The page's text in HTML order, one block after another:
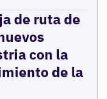
de ruta de
con la
de la